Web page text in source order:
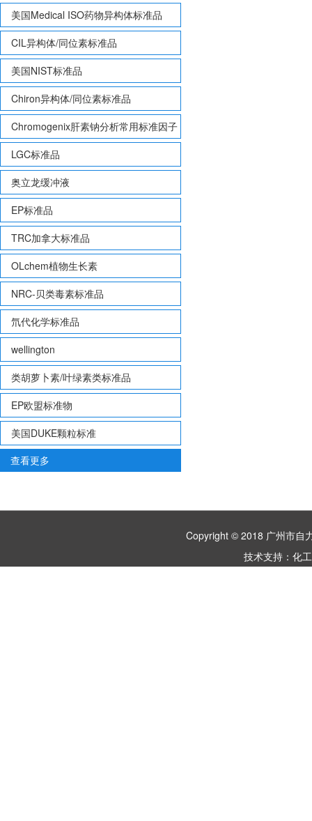
美国Medical ISO药物异构体标准品
CIL异构体/同位素标准品
美国NIST标准品
Chiron异构体/同位素标准品
Chromogenix肝素钠分析常用标准因子
LGC标准品
奥立龙缓冲液
EP标准品
TRC加拿大标准品
OLchem植物生长素
NRC-贝类毒素标准品
氘代化学标准品
wellington
类胡萝卜素/叶绿素类标准品
EP欧盟标准物
美国DUKE颗粒标准
查看更多
Copyright © 2018 广州市
技术支持： 化